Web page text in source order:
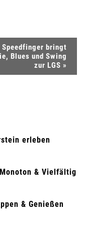
Speedfinger bringt
Blues und Swing
zur LGS »
erleben
& Vielfältig
& Genießen